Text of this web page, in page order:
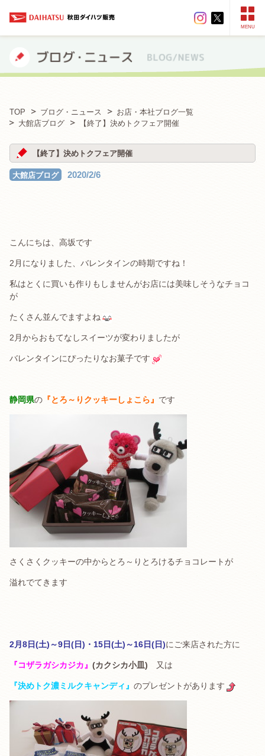
MENU
TOP ブログ・ニュース
お店・本社ブログ一覧
大館店ブログ
【終了】決めトクフェア開催
【終了】決めトクフェア開催
大館店ブログ 2020/2/6
こんにちは、高坂です
2月になりました、バレンタインの時期ですね！
私はとくに買いも作りもしませんがお店には美味しそうなチョコ
が
たくさん並んでますよね
2月からおもてなしスイーツが変わりましたが
バレンタインにぴったりなお菓子です
静岡県の 『とろ～りクッキーしょこら』 です
さくさくクッキーの中からとろ～りとろけるチョコレートが
溢れでてきます
2月8日(土)～9日(日)・15日(土)～16日(日)にご来店された方に
『コザラガシカジカ』 (カクシカ小皿) 又は
『決めトク濃ミルクキャンディ』 のプレゼントがあります